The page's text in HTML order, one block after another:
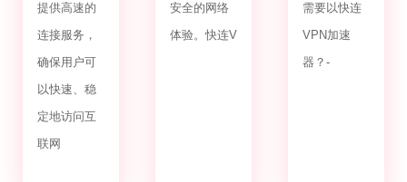
提供高速的
连接服务，
确保用户可
以快速、稳
定地访问互
联网
安全的网络
体验。快连V
需要以快连
VPN加速
器？-